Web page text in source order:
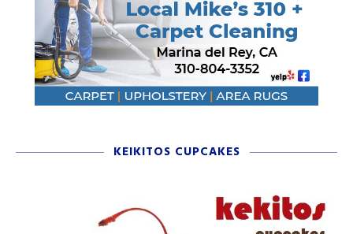
KEIKITOS CUPCAKES